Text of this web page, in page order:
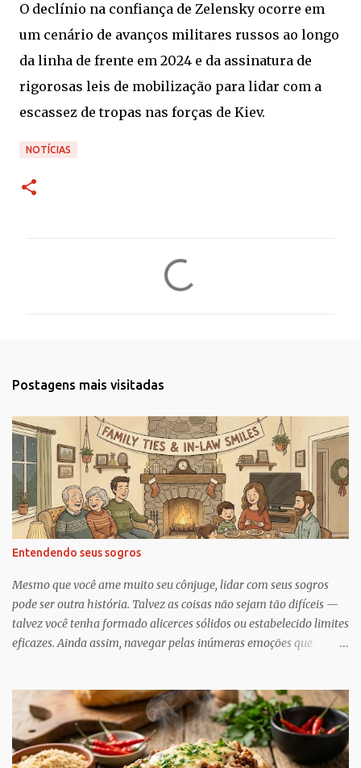
O declínio na confiança de Zelensky ocorre em
um cenário de avanços militares russos ao longo
da linha de frente em 2024 e da assinatura de
rigorosas leis de mobilização para lidar com a
escassez de tropas nas forças de Kiev.
NOTÍCIAS
r
i
o
s
Postagens mais visitadas
Entendendo seus sogros
Mesmo que você ame muito seu cônjuge, lidar com seus sogros
pode ser outra história. Talvez as coisas não sejam tão difíceis —
talvez você tenha formado alicerces sólidos ou estabelecido limites
eficazes. Ainda assim, navegar pelas inúmeras emoções que
professor da Escola de Serviço Social da Universidade de
Maryland. Greif é coautor de In-Law Relationships: Mothers,
Daughters, Fathers, and Sons , para o qual ele e o coautor Michael
Wooley, PhD, MSW, DCSW, entrevistaram mais de 1.500 sogros